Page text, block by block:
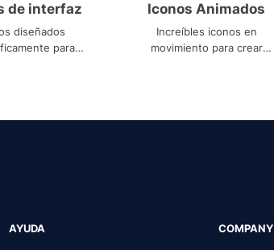
de interfaz
diseñados
para
Iconos Animados
Increíbles iconos en
movimiento para crear
AYUDA COMPANY